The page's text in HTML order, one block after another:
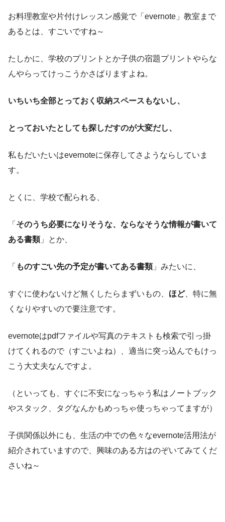
お料理教室や片付けレッスン感覚で「evernote」教室まで
あるとは、すごいですね～
たしかに、学校のプリントとか子供の宿題プリントやらな
んやらってけっこうかさばりますよね。
いちいち全部とっておく収納スペースもないし、
とっておいたとしても探しだすのが大変だし、
私もだいたいはevernoteに保存してさようならしていま
す。
とくに、学校で配られる、
「 そのうち必要になりそうな、ならなそうな情報が書いて
ある書類」とか、
「 ものすごい先の予定が書いてある書類」みたいに、
すぐに使わないけど無くしたらまずいもの、 ほど、特に無
くなりやすいので要注意です。
evernoteはpdfファイルや写真のテキストも検索で引っ掛
けてくれるので（すごいよね）、適当に突っ込んでもけっ
こう大丈夫なんですよ。
（といっても、すぐに不安になっちゃう私はノートブック
やスタック、タグなんかもめっちゃ使っちゃってますが）
子供関係以外にも、生活の中での色々なevernote活用法が
紹介されていますので、興味のある方はのぞいてみてくだ
さいね～